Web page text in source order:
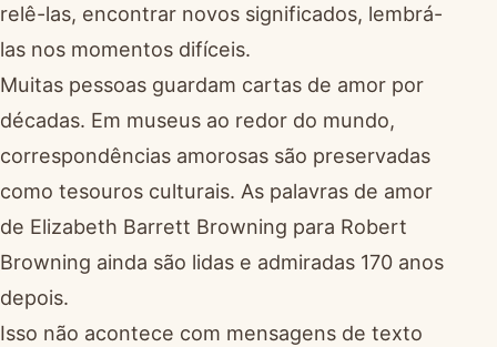
relê-las, encontrar novos significados, lembrá-
las nos momentos difíceis.
Muitas pessoas guardam cartas de amor por
décadas. Em museus ao redor do mundo,
correspondências amorosas são preservadas
como tesouros culturais. As palavras de amor
de Elizabeth Barrett Browning para Robert
Browning ainda são lidas e admiradas 170 anos
depois.
Isso não acontece com mensagens de texto